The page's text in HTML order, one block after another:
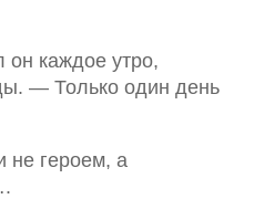
каждое утро,
— Только один день
не героем, а